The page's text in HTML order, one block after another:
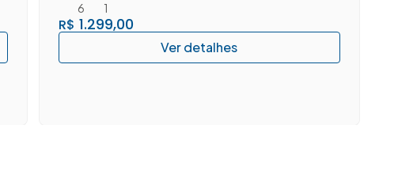
R$ 1.299,00
6
1